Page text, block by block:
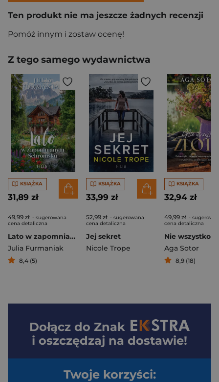
Ten produkt nie ma jeszcze żadnych recenzji
Pomóż innym i zostaw ocenę!
Z tego samego wydawnictwa
KSIĄŻKA
31,89 zł
49,99 zł - sugerowana
cena detaliczna
Lato w zapomnianym schronisku
Julia Furmaniak
8,4 (5)
KSIĄŻKA
33,99 zł
52,99 zł - sugerowana
cena detaliczna
Jej sekret
Nicole Trope
KSIĄŻKA
32,94 zł
49,99 zł -
cena detaliczna
Nie wszystko
Aga Sotor
8,9 (18)
Dołącz do Znak
i oszczędzaj na dostawie!
Twoje korzyści: